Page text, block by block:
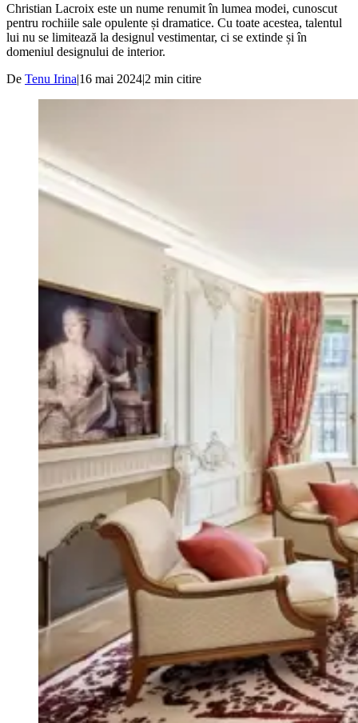
Christian Lacroix este un nume renumit în lumea modei, cunoscut
pentru rochiile sale opulente și dramatice. Cu toate acestea, talentul
lui nu se limitează la designul vestimentar, ci se extinde și în
domeniul designului de interior.
De Tenu Irina|16 mai 2024|2 min citire